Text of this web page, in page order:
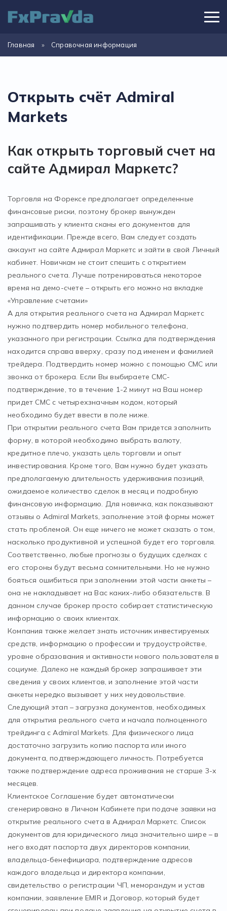
Главная » Справочная информация
Открыть счёт Admiral
Markets
Как открыть торговый счет на
сайте Адмирал Маркетс?
Торговля на Форексе предполагает определенные
финансовые риски, поэтому брокер вынужден
запрашивать у клиента сканы его документов для
идентификации. Прежде всего, Вам следует создать
аккаунт на сайте Адмирал Маркетс и зайти в свой Личный
кабинет. Новичкам не стоит спешить с открытием
реального счета. Лучше потренироваться некоторое
время на демо-счете – открыть его можно на вкладке
«Управление счетами»
А для открытия реального счета на Адмирал Маркетс
нужно подтвердить номер мобильного телефона,
указанного при регистрации. Ссылка для подтверждения
находится справа вверху, сразу под именем и фамилией
трейдера. Подтвердить номер можно с помощью СМС или
звонка от брокера. Если Вы выбираете СМС-
подтверждение, то в течение 1-2 минут на Ваш номер
придет СМС с четырехзначным кодом, который
необходимо будет ввести в поле ниже.
При открытии реального счета Вам придется заполнить
форму, в которой необходимо выбрать валюту,
кредитное плечо, указать цель торговли и опыт
инвестирования. Кроме того, Вам нужно будет указать
предполагаемую длительность удерживания позиций,
ожидаемое количество сделок в месяц и подробную
финансовую информацию. Для новичка, как показывают
отзывы о Admiral Markets, заполнение этой формы может
стать проблемой. Он еще ничего не может сказать о том,
насколько продуктивной и успешной будет его торговля.
Соответственно, любые прогнозы о будущих сделках с
его стороны будут весьма сомнительными. Но не нужно
бояться ошибиться при заполнении этой части анкеты –
она не накладывает на Вас каких-либо обязательств. В
данном случае брокер просто собирает статистическую
информацию о своих клиентах.
Компания также желает знать источник инвестируемых
средств, информацию о профессии и трудоустройстве,
уровне образования и активности нового пользователя в
социуме. Далеко не каждый брокер запрашивает эти
сведения у своих клиентов, и заполнение этой части
анкеты нередко вызывает у них неудовольствие.
Следующий этап – загрузка документов, необходимых
для открытия реального счета и начала полноценного
трейдинга с Admiral Markets. Для физического лица
достаточно загрузить копию паспорта или иного
документа, подтверждающего личность. Потребуется
также подтверждение адреса проживания не старше 3-х
месяцев.
Клиентское Соглашение будет автоматически
сгенерировано в Личном Кабинете при подаче заявки на
открытие реального счета в Адмирал Маркетс. Список
документов для юридического лица значительно шире – в
него входят паспорта двух директоров компании,
владельца-бенефициара, подтверждение адресов
каждого владельца и директора компании,
свидетельство о регистрации ЧП, меморандум и устав
компании, заявление EMIR и Договор, который будет